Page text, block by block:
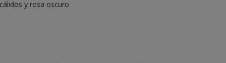
y rosa oscuro